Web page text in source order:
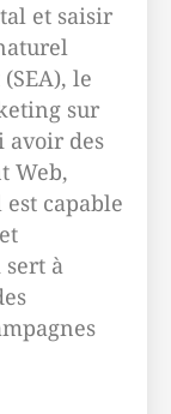
et saisir
le
sur
avoir des
Web,
est capable
sert à